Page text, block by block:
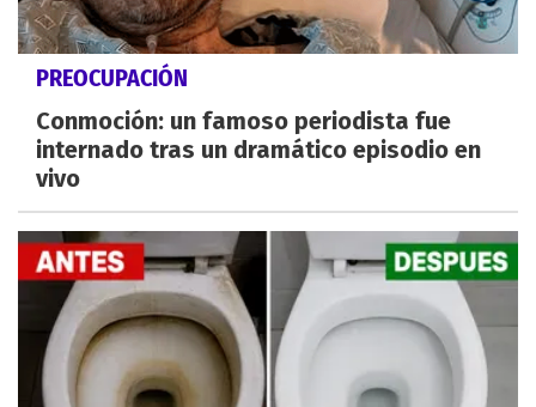
PREOCUPACIÓN
Conmoción: un famoso periodista fue
internado tras un dramático episodio en
vivo